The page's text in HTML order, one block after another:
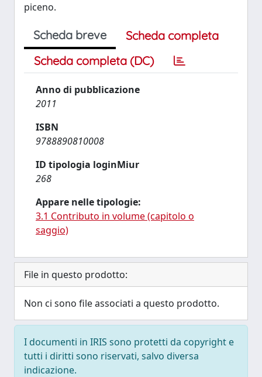
piceno.
Scheda breve
Scheda completa
Scheda completa (DC)
Anno di pubblicazione
2011
ISBN
9788890810008
ID tipologia loginMiur
268
Appare nelle tipologie:
3.1 Contributo in volume (capitolo o
saggio)
File in questo prodotto:
Non ci sono file associati a questo prodotto.
I documenti in IRIS sono protetti da copyright e
tutti i diritti sono riservati, salvo diversa
indicazione.